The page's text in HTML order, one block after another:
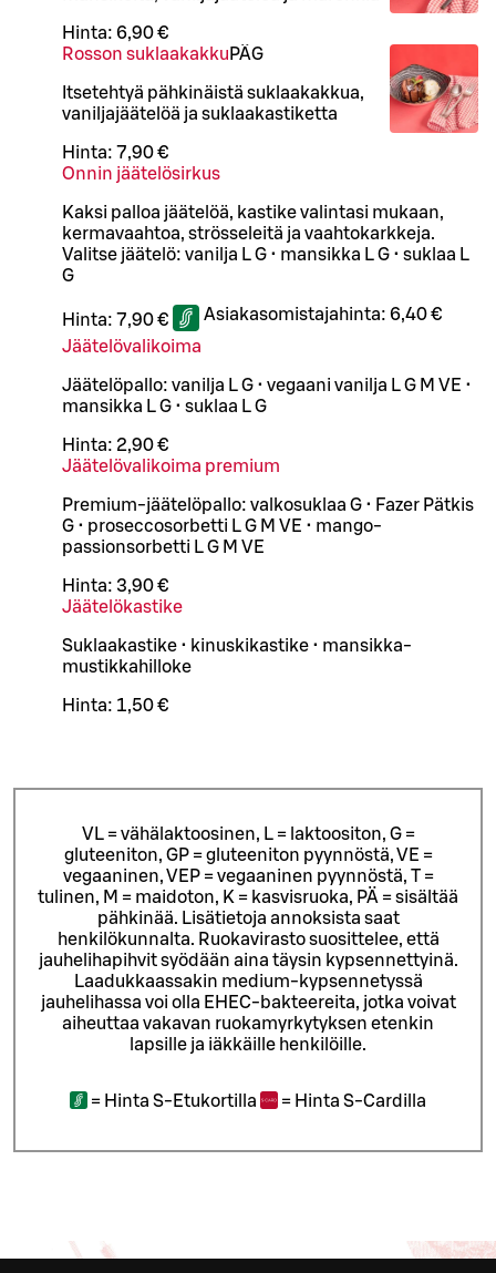
Hinta: 6,90 €
Rosson suklaakakku PÄG
Itsetehtyä pähkinäistä suklaakakkua,
vaniljajäätelöä ja suklaakastiketta
Hinta: 7,90 €
Onnin jäätelösirkus
Kaksi palloa jäätelöä, kastike valintasi mukaan,
kermavaahtoa, strösseleitä ja vaahtokarkkeja.
Valitse jäätelö: vanilja L G • mansikka L G • suklaa L
G
Hinta: 7,90 € Asiakasomistajahinta: 6,40 €
Jäätelövalikoima
Jäätelöpallo: vanilja L G • vegaani vanilja L G M VE •
mansikka L G • suklaa L G
Hinta: 2,90 €
Jäätelövalikoima premium
Premium-jäätelöpallo: valkosuklaa G • Fazer Pätkis
G • proseccosorbetti L G M VE • mango-
passionsorbetti L G M VE
Hinta: 3,90 €
Jäätelökastike
Suklaakastike • kinuskikastike • mansikka-
mustikkahilloke
Hinta: 1,50 €
VL = vähälaktoosinen, L = laktoositon, G =
gluteeniton, GP = gluteeniton pyynnöstä, VE =
vegaaninen, VEP = vegaaninen pyynnöstä, T =
tulinen, M = maidoton, K = kasvisruoka, PÄ = sisältää
pähkinää. Lisätietoja annoksista saat
henkilökunnalta. Ruokavirasto suosittelee, että
jauhelihapihvit syödään aina täysin kypsennettyinä.
Laadukkaassakin medium-kypsennetyssä
jauhelihassa voi olla EHEC-bakteereita, jotka voivat
aiheuttaa vakavan ruokamyrkytyksen etenkin
lapsille ja iäkkäille henkilöille.
= Hinta S-Etukortilla = Hinta S-Cardilla